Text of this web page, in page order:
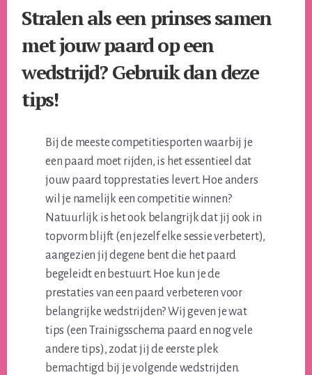
Stralen als een prinses samen
met jouw paard op een
wedstrijd? Gebruik dan deze
tips!
Bij de meeste competitiesporten waarbij je
een paard moet rijden, is het essentieel dat
jouw paard topprestaties levert. Hoe anders
wil je namelijk een competitie winnen?
Natuurlijk is het ook belangrijk dat jij ook in
topvorm blijft (en jezelf elke sessie verbetert),
aangezien jij degene bent die het paard
begeleidt en bestuurt. Hoe kun je de
prestaties van een paard verbeteren voor
belangrijke wedstrijden? Wij geven je wat
tips (een Trainigsschema paard en nog vele
andere tips), zodat jij de eerste plek
bemachtigd bij je volgende wedstrijden.